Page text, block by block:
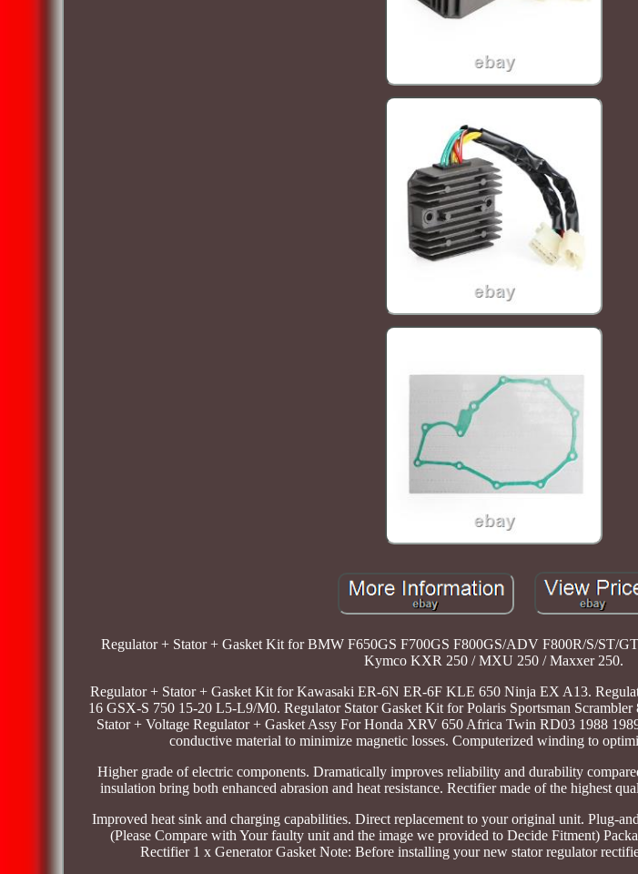
Regulator + Stator + Gasket Kit for BMW F650GS F700GS F800GS/ADV F800R/S/ST/
Kymco KXR 250 / MXU 250 / Maxxer 250.
Regulator + Stator + Gasket Kit for Kawasaki ER-6N ER-6F KLE 650 Ninja EX A13.
16 GSX-S 750 15-20 L5-L9/M0. Regulator Stator Gasket Kit for Polaris Sportsman
Stator + Voltage Regulator + Gasket Assy For Honda XRV 650 Africa Twin RD03 1988
conductive material to minimize magnetic losses. Computerized winding to
Higher grade of electric components. Dramatically improves reliability and durability
insulation bring both enhanced abrasion and heat resistance. Rectifier made of the highest
Improved heat sink and charging capabilities. Direct replacement to your original unit. Plug-
(Please Compare with Your faulty unit and the image we provided to Decide Fitment)
Rectifier 1 x Generator Gasket Note: Before installing your new stator regulator